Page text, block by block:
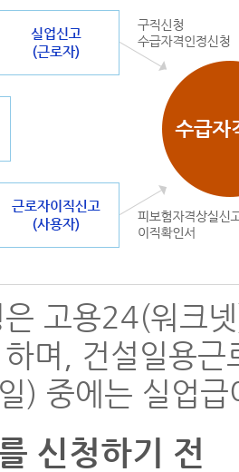
고용24(워크
며, 건설일용
) 중에는 실업
신청하기 전